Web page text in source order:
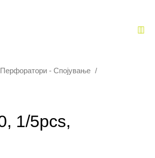
- Спојување
1/5pcs,